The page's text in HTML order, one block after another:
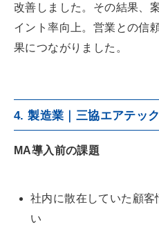
改善しました。その結果、
イント率向上。営業との信
果につながりました。
4. 製造業｜三協エアテッ
MA導入前の課題
社内に散在していた顧
い